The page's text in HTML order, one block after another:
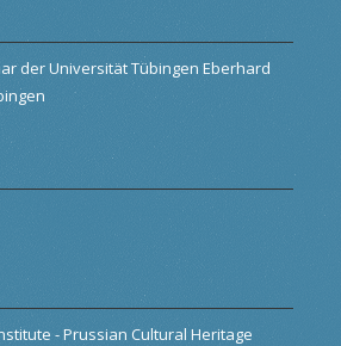
der Universität Tübingen Eberhard
- Prussian Cultural Heritage